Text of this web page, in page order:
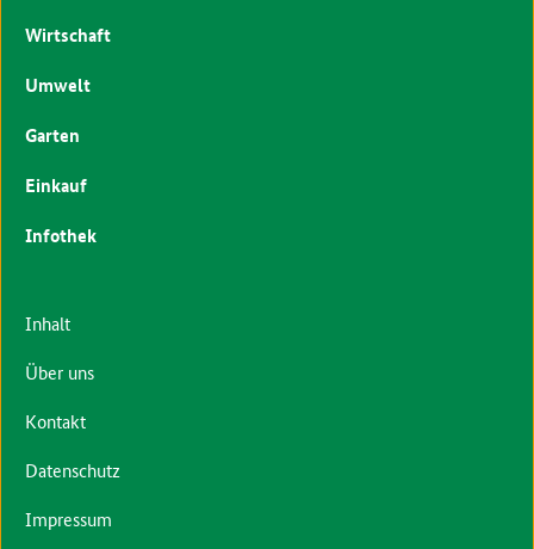
Wirtschaft
Umwelt
Garten
Einkauf
Infothek
Inhalt
Über uns
Kontakt
Datenschutz
Impressum